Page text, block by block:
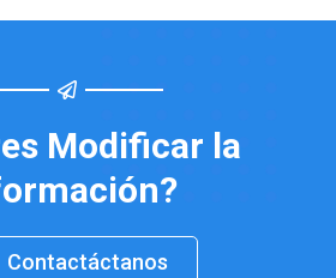
Modificar la
Contactáctanos